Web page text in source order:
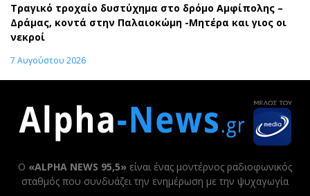
Τραγικό τροχαίο δυστύχημα στο δρόμο Αμφίπολης –
Δράμας, κοντά στην Παλαιοκώμη -Μητέρα και γιος οι
νεκροί
7 Αυγούστου 2026
Ο «ALPHA NEWS 95,5» είναι ένας μοντέρνος ραδιοφωνικός
σταθμός που συνδυάζει την ενημέρωση με την ψυχαγωγία